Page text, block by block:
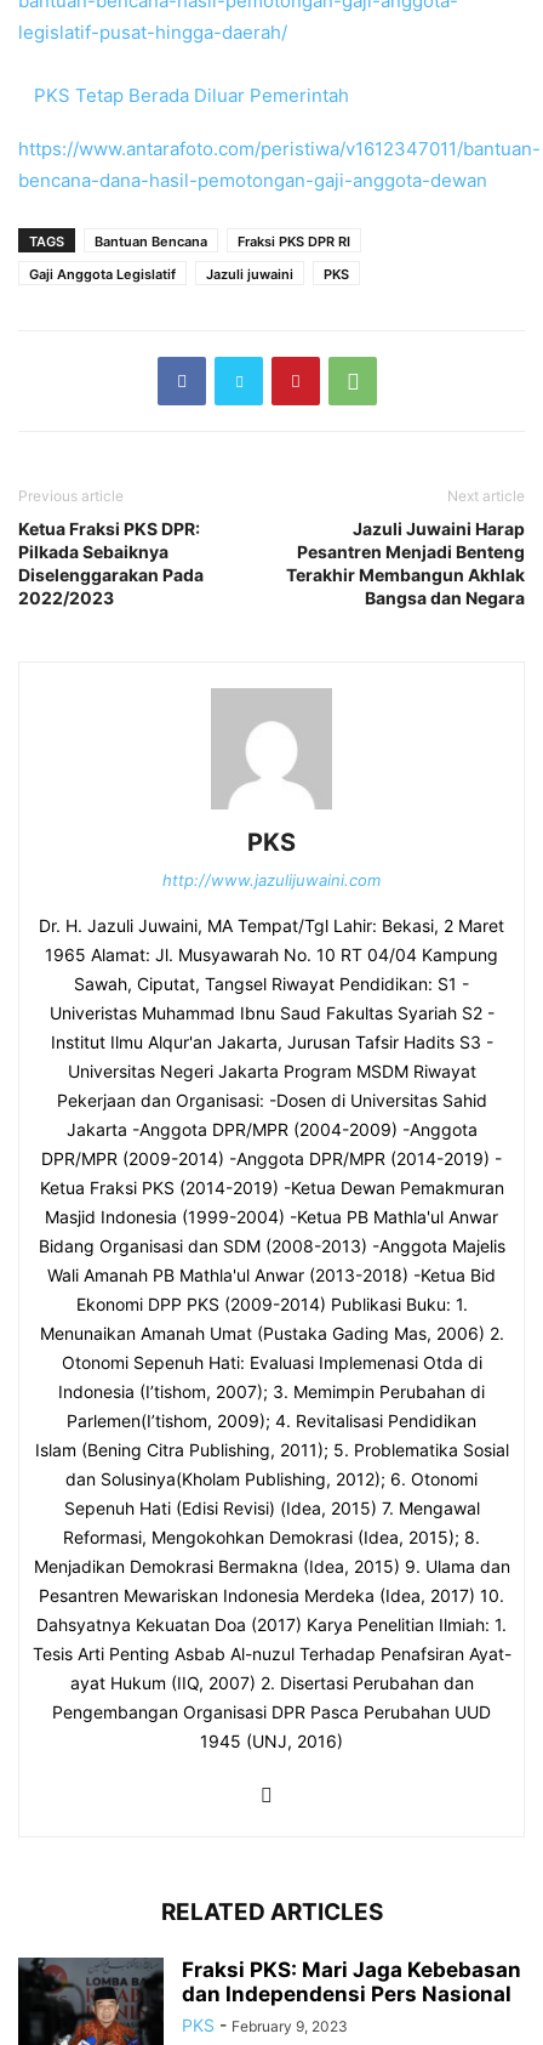
legislatif-pusat-hingga-daerah/
PKS Tetap Berada Diluar Pemerintah
https://www.antarafoto.com/peristiwa/v1612347011/bantuan-
bencana-dana-hasil-pemotongan-gaji-anggota-dewan
TAGS Bantuan Bencana
Fraksi PKS DPR RI
Gaji Anggota Legislatif
Jazuli juwaini PKS
Previous article
Ketua Fraksi PKS DPR:
Pilkada Sebaiknya
Diselenggarakan Pada
2022/2023
Next article
Jazuli Juwaini Harap
Pesantren Menjadi Benteng
Terakhir Membangun Akhlak
Bangsa dan Negara
PKS
http://www.jazulijuwaini.com
Dr. H. Jazuli Juwaini, MA Tempat/Tgl Lahir: Bekasi, 2 Maret
1965 Alamat: Jl. Musyawarah No. 10 RT 04/04 Kampung
Sawah, Ciputat, Tangsel Riwayat Pendidikan: S1 -
Univeristas Muhammad Ibnu Saud Fakultas Syariah S2 -
Institut Ilmu Alqur'an Jakarta, Jurusan Tafsir Hadits S3 -
Universitas Negeri Jakarta Program MSDM Riwayat
Pekerjaan dan Organisasi: -Dosen di Universitas Sahid
Jakarta -Anggota DPR/MPR (2004-2009) -Anggota
DPR/MPR (2009-2014) -Anggota DPR/MPR (2014-2019) -
Ketua Fraksi PKS (2014-2019) -Ketua Dewan Pemakmuran
Masjid Indonesia (1999-2004) -Ketua PB Mathla'ul Anwar
Bidang Organisasi dan SDM (2008-2013) -Anggota Majelis
Wali Amanah PB Mathla'ul Anwar (2013-2018) -Ketua Bid
Ekonomi DPP PKS (2009-2014) Publikasi Buku: 1.
Menunaikan Amanah Umat (Pustaka Gading Mas, 2006) 2.
Otonomi Sepenuh Hati: Evaluasi Implemenasi Otda di
Indonesia (I’tishom, 2007); 3. Memimpin Perubahan di
Parlemen(I’tishom, 2009); 4. Revitalisasi Pendidikan
Islam (Bening Citra Publishing, 2011); 5. Problematika Sosial
dan Solusinya(Kholam Publishing, 2012); 6. Otonomi
Sepenuh Hati (Edisi Revisi) (Idea, 2015) 7. Mengawal
Reformasi, Mengokohkan Demokrasi (Idea, 2015); 8.
Menjadikan Demokrasi Bermakna (Idea, 2015) 9. Ulama dan
Pesantren Mewariskan Indonesia Merdeka (Idea, 2017) 10.
Dahsyatnya Kekuatan Doa (2017) Karya Penelitian Ilmiah: 1.
Tesis Arti Penting Asbab Al-nuzul Terhadap Penafsiran Ayat-
ayat Hukum (IIQ, 2007) 2. Disertasi Perubahan dan
Pengembangan Organisasi DPR Pasca Perubahan UUD
1945 (UNJ, 2016)
RELATED ARTICLES
Fraksi PKS: Mari Jaga Kebebasan
dan Independensi Pers Nasional
PKS - February 9, 2023